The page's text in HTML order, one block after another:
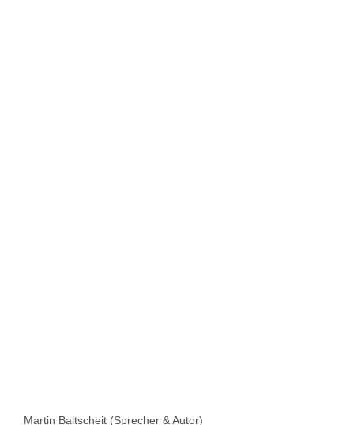
Martin Baltscheit (Sprecher & Autor)